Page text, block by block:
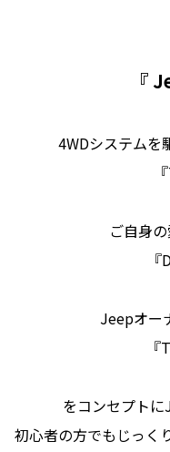
『
4WDシステムを
ご自身
Jeepオー
をコンセプト
初心者の方でもじっく